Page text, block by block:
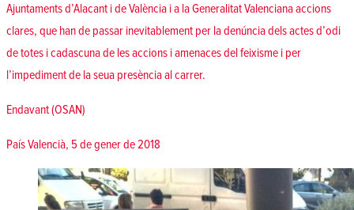
Ajuntaments d’Alacant i de València i a la Generalitat Valenciana accions
clares, que han de passar inevitablement per la denúncia dels actes d’odi
de totes i cadascuna de les accions i amenaces del feixisme i per
l’impediment de la seua presència al carrer.
Endavant (OSAN)
País Valencià, 5 de gener de 2018